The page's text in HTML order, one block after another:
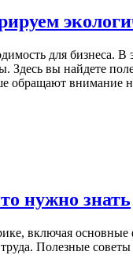
для бизнеса.
Здесь вы найдете
обращают внимание
нужно знать
включая
Полезные